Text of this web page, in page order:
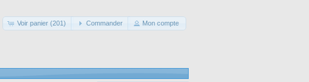
Voir panier (201) Commander Mon compte